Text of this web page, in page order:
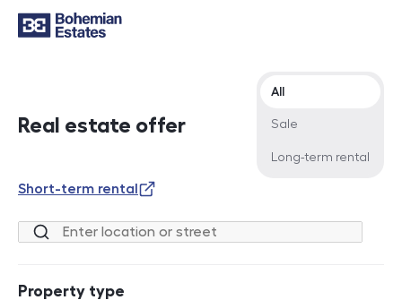
Real estate offer
Offer type
All
Sale
Long-term rental
Short-term rental
Location or street
Property type